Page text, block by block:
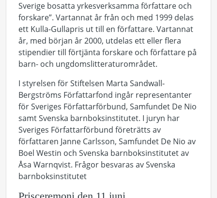
Sverige bosatta yrkesverksamma författare och
forskare”. Vartannat år från och med 1999 delas
ett Kulla-Gullapris ut till en författare. Vartannat
år, med början år 2000, utdelas ett eller flera
stipendier till förtjänta forskare och författare på
barn- och ungdomslitteraturområdet.
I styrelsen för Stiftelsen Marta Sandwall-
Bergströms Författarfond ingår representanter
för Sveriges Författarförbund, Samfundet De Nio
samt Svenska barnboksinstitutet. I juryn har
Sveriges Författarförbund företrätts av
författaren Janne Carlsson, Samfundet De Nio av
Boel Westin och Svenska barnboksinstitutet av
Åsa Warnqvist. Frågor besvaras av Svenska
barnboksinstitutet